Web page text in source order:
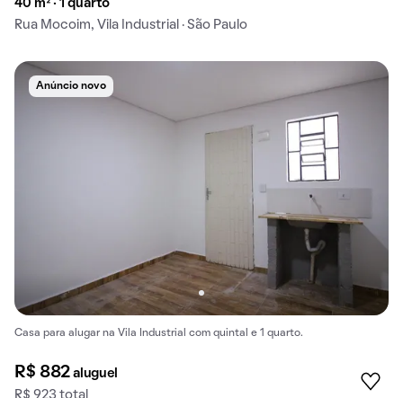
40 m² · 1 quarto
Rua Mocoim, Vila Industrial · São Paulo
Anúncio novo
Casa para alugar na Vila Industrial com quintal e 1 quarto.
R$ 882aluguel